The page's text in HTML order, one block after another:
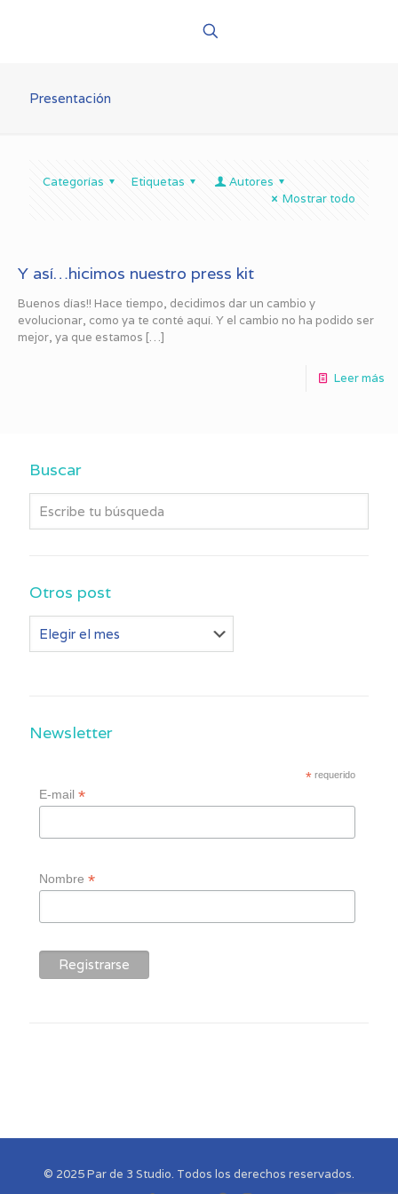
Presentación
Categorías Etiquetas
Autores
Mostrar todo
Y así…hicimos nuestro press kit
Buenos días!! Hace tiempo, decidimos dar un cambio y
evolucionar, como ya te conté aquí. Y el cambio no ha podido ser
mejor, ya que estamos […]
Leer más
Buscar
Otros post
post
Newsletter
* requerido
E-mail*
Nombre*
© 2025 Par de 3 Studio. Todos los derechos reservados.